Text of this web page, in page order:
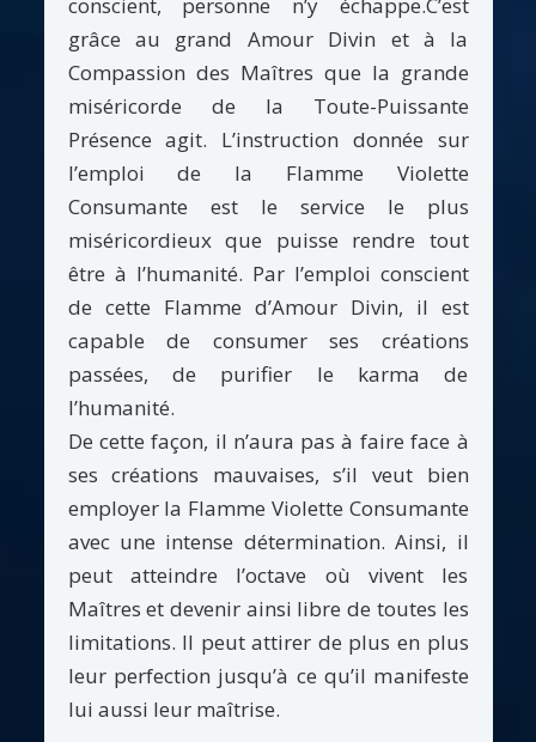
grâce au grand Amour Divin et à la
Compassion des Maîtres que la grande
miséricorde de la Toute-Puissante
Présence agit. L’instruction donnée sur
l’emploi de la Flamme Violette
Consumante est le service le plus
miséricordieux que puisse rendre tout
être à l’humanité. Par l’emploi conscient
de cette Flamme d’Amour Divin, il est
capable de consumer ses créations
passées, de purifier le karma de
l’humanité.
De cette façon, il n’aura pas à faire face à
ses créations mauvaises, s’il veut bien
employer la Flamme Violette Consumante
avec une intense détermination. Ainsi, il
peut atteindre l’octave où vivent les
Maîtres et devenir ainsi libre de toutes les
limitations. Il peut attirer de plus en plus
leur perfection jusqu’à ce qu’il manifeste
lui aussi leur maîtrise.